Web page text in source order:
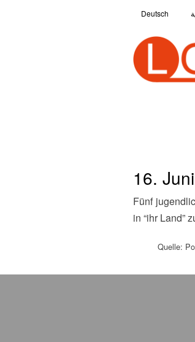
Deutsch
16.
Fünf jugendliche Geflüchtete werden auf einem Skaterplatz von anderen Jugendlichen rassistisch beschimpft und aufgefordert,
in “ihr Land”
Quelle: